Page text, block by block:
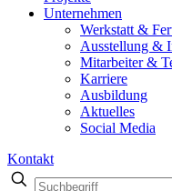
Unternehmen
Werkstatt &
Ausstellung &
Mitarbeiter &
Karriere
Ausbildung
Aktuelles
Social Media
Kontakt